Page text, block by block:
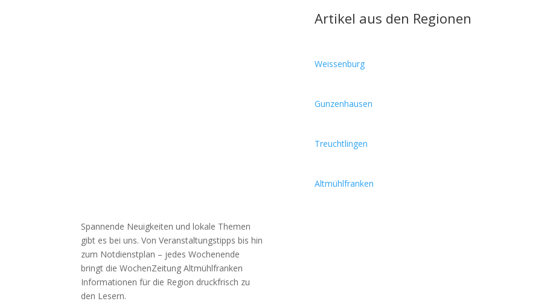
Spannende Neuigkeiten und lokale Themen
gibt es bei uns. Von Veranstaltungstipps bis hin
zum Notdienstplan – jedes Wochenende
bringt die WochenZeitung Altmühlfranken
Informationen für die Region druckfrisch zu
den Lesern.
Artikel aus den Regionen
Weissenburg
Gunzenhausen
Treuchtlingen
Altmühlfranken